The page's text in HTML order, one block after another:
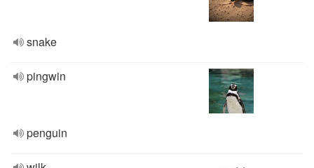
snake
pingwin
penguin